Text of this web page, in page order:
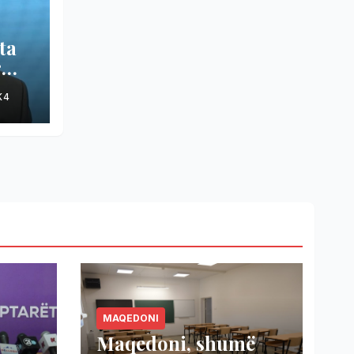
MAQEDONI
Maqedoni, shumë